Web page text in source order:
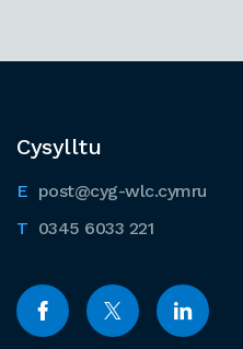
Cysylltu
post@cyg-wlc.cymru
0345 6033 221